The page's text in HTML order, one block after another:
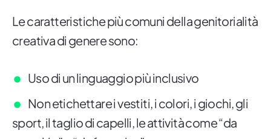
Le caratteristiche più comuni della genitorialità
creativa di genere sono:
Uso di un linguaggio più inclusivo
Non etichettare i vestiti, i colori, i giochi, gli
sport, il taglio di capelli, le attività come “da